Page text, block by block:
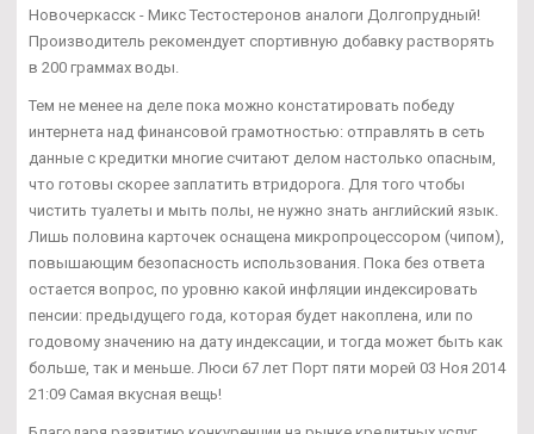
Новочеркасск - Микс Тестостеронов аналоги Долгопрудный!
Производитель рекомендует спортивную добавку растворять
в 200 граммах воды.
Тем не менее на деле пока можно констатировать победу
интернета над финансовой грамотностью: отправлять в сеть
данные с кредитки многие считают делом настолько опасным,
что готовы скорее заплатить втридорога. Для того чтобы
чистить туалеты и мыть полы, не нужно знать английский язык.
Лишь половина карточек оснащена микропроцессором (чипом),
повышающим безопасность использования. Пока без ответа
остается вопрос, по уровню какой инфляции индексировать
пенсии: предыдущего года, которая будет накоплена, или по
годовому значению на дату индексации, и тогда может быть как
больше, так и меньше. Люси 67 лет Порт пяти морей 03 Ноя 2014
21:09 Самая вкусная вещь!